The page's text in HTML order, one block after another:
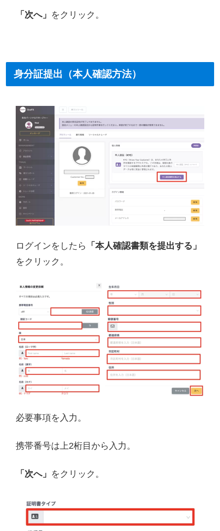
「次へ」 をクリック。
身分証提出（本人確認方法）
ログインをしたら
「本人確認書類を提出する」
をクリック。
必要事項を入力。
携帯番号は上2桁目から入力。
「次へ」 をクリック。